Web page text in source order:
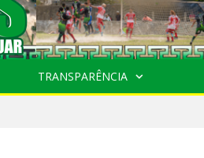
TRANSPARÊNCIA